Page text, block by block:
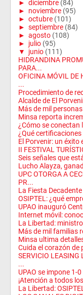
► diciembre (84)
► noviembre (95)
► octubre (101)
► septiembre (84)
► agosto (108)
► julio (95)
▼
junio (111)
HIDRANDINA
PARA...
OFICINA MÓVIL DE
...
Procedimiento de
Alcalde de El
Más de mil
Minsa reporta
¿Cómo se conectan
¿Qué
El Porvenir: un
II FESTIVAL
Seis señales que
Lucho Alayza,
UPC OTORGA A
PR...
La Fiesta
OSIPTEL: ¿qué
UPAO inauguró
Internet móvil:
La Libertad:
Más de mil familias
Minsa ultima
Cuida el corazón
SERVICIO LEASING
...
UPAO se impone 1-
¡Atención a todos
La Libertad: